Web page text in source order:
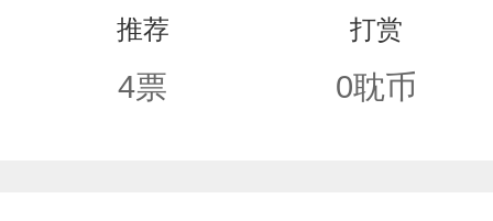
推荐
4票
打赏
0耽币